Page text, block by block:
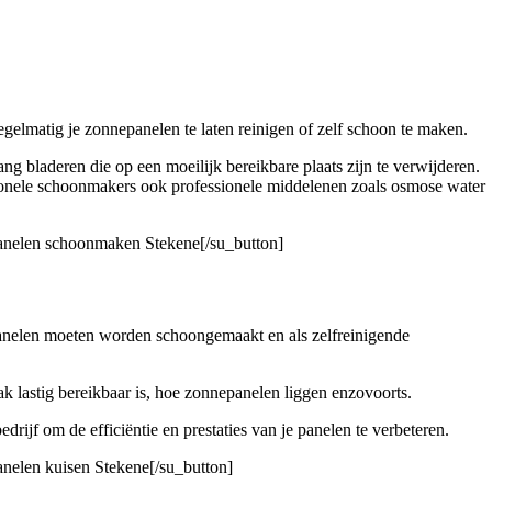
je zonnepanelen te laten reinigen of zelf schoon te maken.
bladeren die op een moeilijk bereikbare plaats zijn te verwijderen.
schoonmakers ook professionele middelenen zoals osmose water
schoonmaken Stekene[/su_button]
moeten worden schoongemaakt en als zelfreinigende
lastig bereikbaar is, hoe zonnepanelen liggen enzovoorts.
om de efficiëntie en prestaties van je panelen te verbeteren.
kuisen Stekene[/su_button]